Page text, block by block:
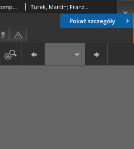
Pokaż szczegóły
Application of MPI standard in computer modellingof the ion source plasma Turek, Marcin; Franzen, P.; Sielanko, Juliusz